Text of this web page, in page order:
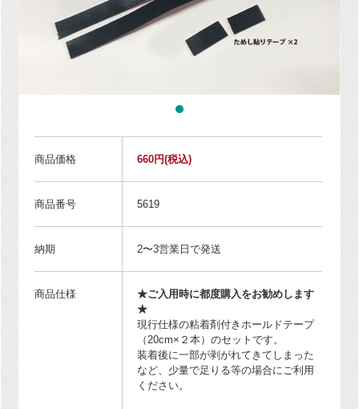
商品価格 660円(税込)
商品番号 5619
納期 2〜3営業日で発送
商品仕様
★ご入用時に都度購入をお勧めします
★
現行仕様の粘着剤付きホールドテープ
（20cm×２本）のセットです。
装着後に一部が剥がれてきてしまった
など、少量で足りる等の場合にご利用
ください。